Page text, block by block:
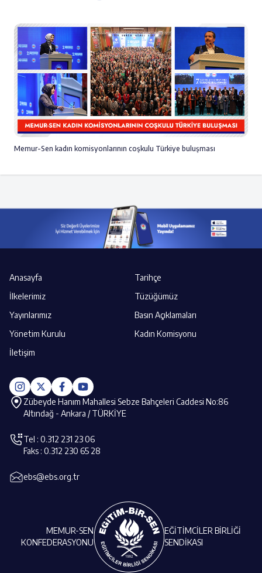
Memur-Sen kadın komisyonlarının coşkulu Türkiye buluşması
Anasayfa
Tarihçe
İlkelerimiz
Tüzüğümüz
Yayınlarımız
Basın Açıklamaları
Yönetim Kurulu
Kadın Komisyonu
İletişim
MEMUR-SEN
KONFEDERASYONU
EĞİTİMCİLER BİRLİĞİ
SENDİKASI
Zübeyde Hanım Mahallesi Sebze Bahçeleri Caddesi No:86
Altındağ - Ankara / TÜRKİYE
Tel : 0.312 231 23 06
Faks : 0.312 230 65 28
ebs@ebs.org.tr